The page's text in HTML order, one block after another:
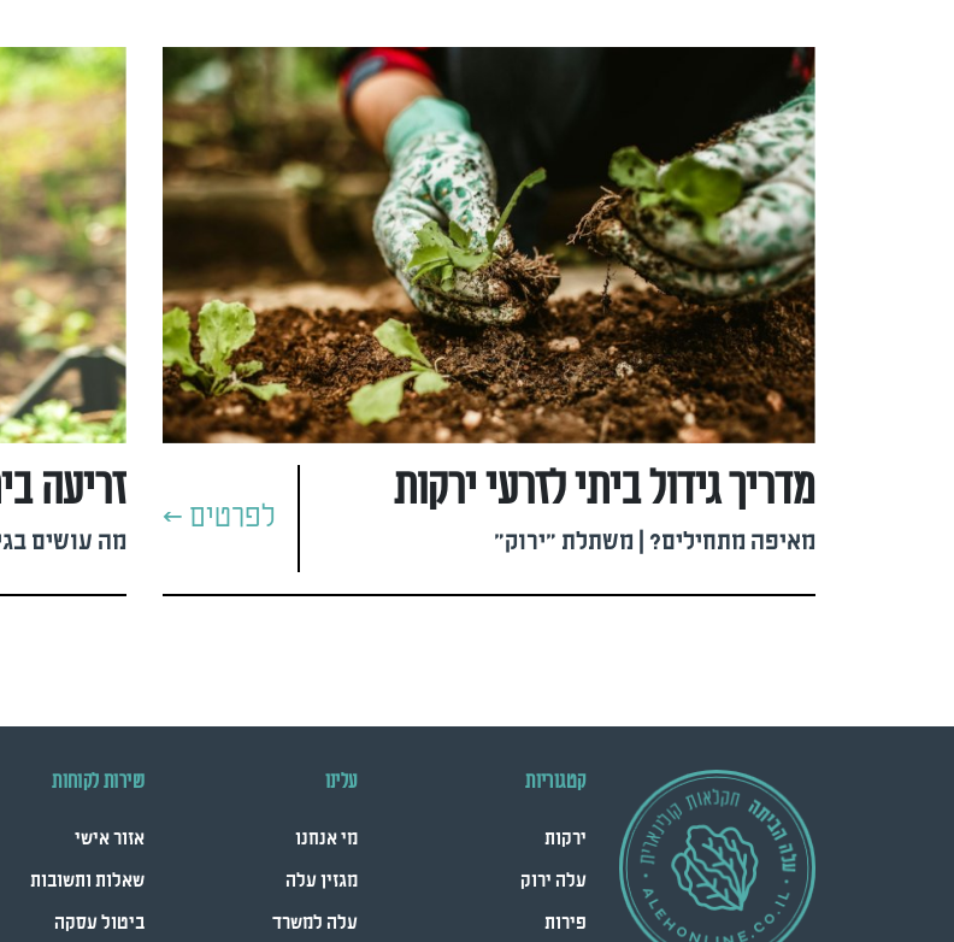
מדריך גידול ביתי לזרעי ירקות
מאיפה מתחילים? | משתלת "ירוק"
לפרטים >
זריעה
מה עושים
קטגוריות
ירקות
עלה ירוק
פירות
עלינו
מי אנחנו
מגזין עלה
עלה למשרד
שירות לקוחות
אזור אישי
שאלות ותשובות
ביטול עסקה